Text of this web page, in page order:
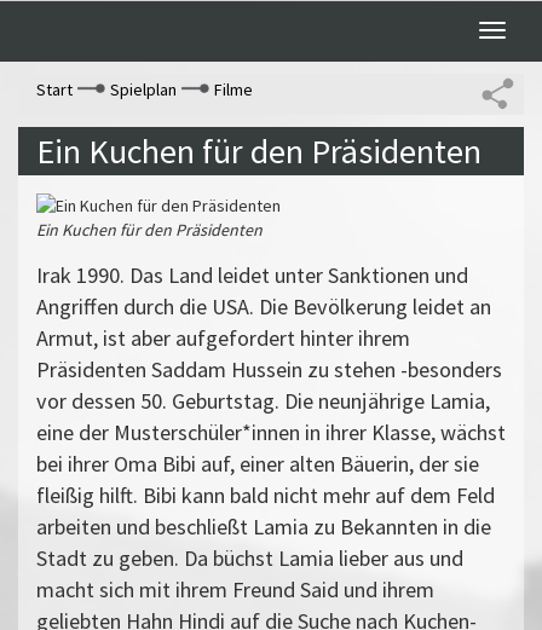
Toggle
Start
Spielplan Filme
Ein Kuchen für den Präsidenten
Ein Kuchen für den Präsidenten
Irak 1990. Das Land leidet unter Sanktionen und
Angriffen durch die USA. Die Bevölkerung leidet an
Armut, ist aber aufgefordert hinter ihrem
Präsidenten Saddam Hussein zu stehen -besonders
vor dessen 50. Geburtstag. Die neunjährige Lamia,
eine der Musterschüler*innen in ihrer Klasse, wächst
bei ihrer Oma Bibi auf, einer alten Bäuerin, der sie
fleißig hilft. Bibi kann bald nicht mehr auf dem Feld
arbeiten und beschließt Lamia zu Bekannten in die
Stadt zu geben. Da büchst Lamia lieber aus und
macht sich mit ihrem Freund Said und ihrem
geliebten Hahn Hindi auf die Suche nach Kuchen-